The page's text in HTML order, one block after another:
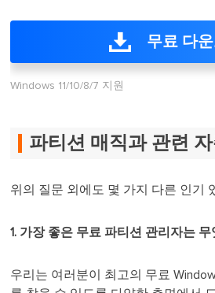
무료 다
Windows 11/10/8/7 지원
파티션 매직과 관련
위의 질문 외에도 몇 가지 다른 인기
1. 가장 좋은 무료 파티션 관리자는
우리는 여러분이 최고의 무료